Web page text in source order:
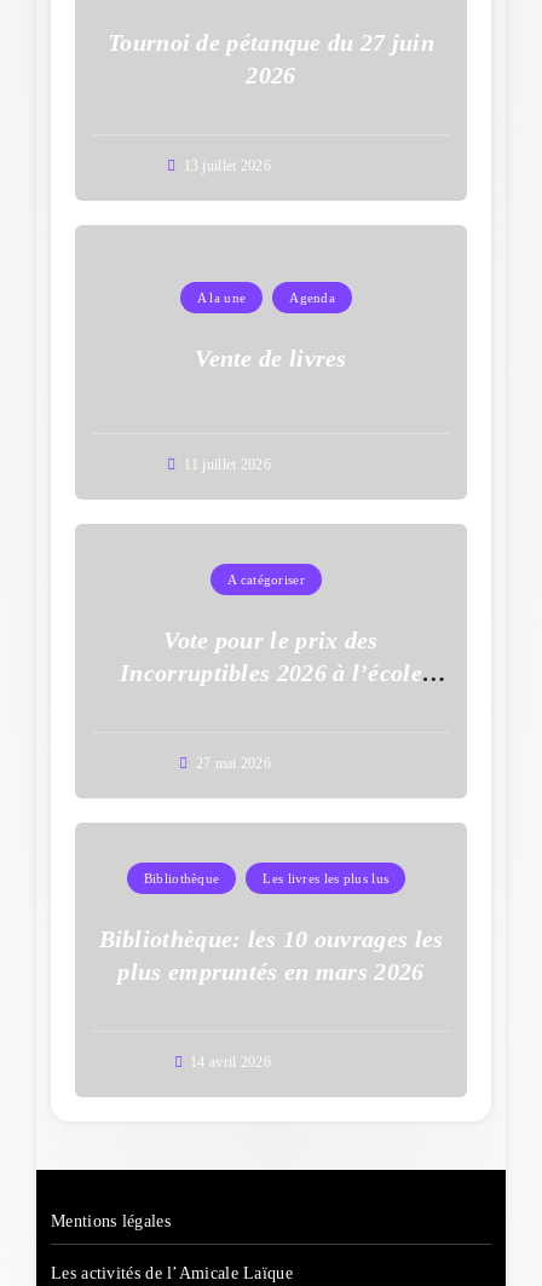
Tournoi de pétanque du 27 juin
2026
13 juillet 2026
A la une Agenda
Vente de livres
11 juillet 2026
A catégoriser
Vote pour le prix des
Incorruptibles 2026 à l’école
27 mai 2026
Bibliothèque Les livres les plus lus
Bibliothèque: les 10 ouvrages les
plus empruntés en mars 2026
14 avril 2026
Mentions légales
Les activités de l’Amicale Laïque